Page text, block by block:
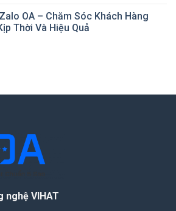
OA – Chăm Sóc Khách Hàng
Thời Và Hiệu Quả
nghệ VIHAT